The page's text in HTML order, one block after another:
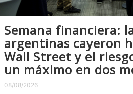
Semana financiera:
argentinas cayeron
Wall Street y el
un máximo en dos
08/08/2026